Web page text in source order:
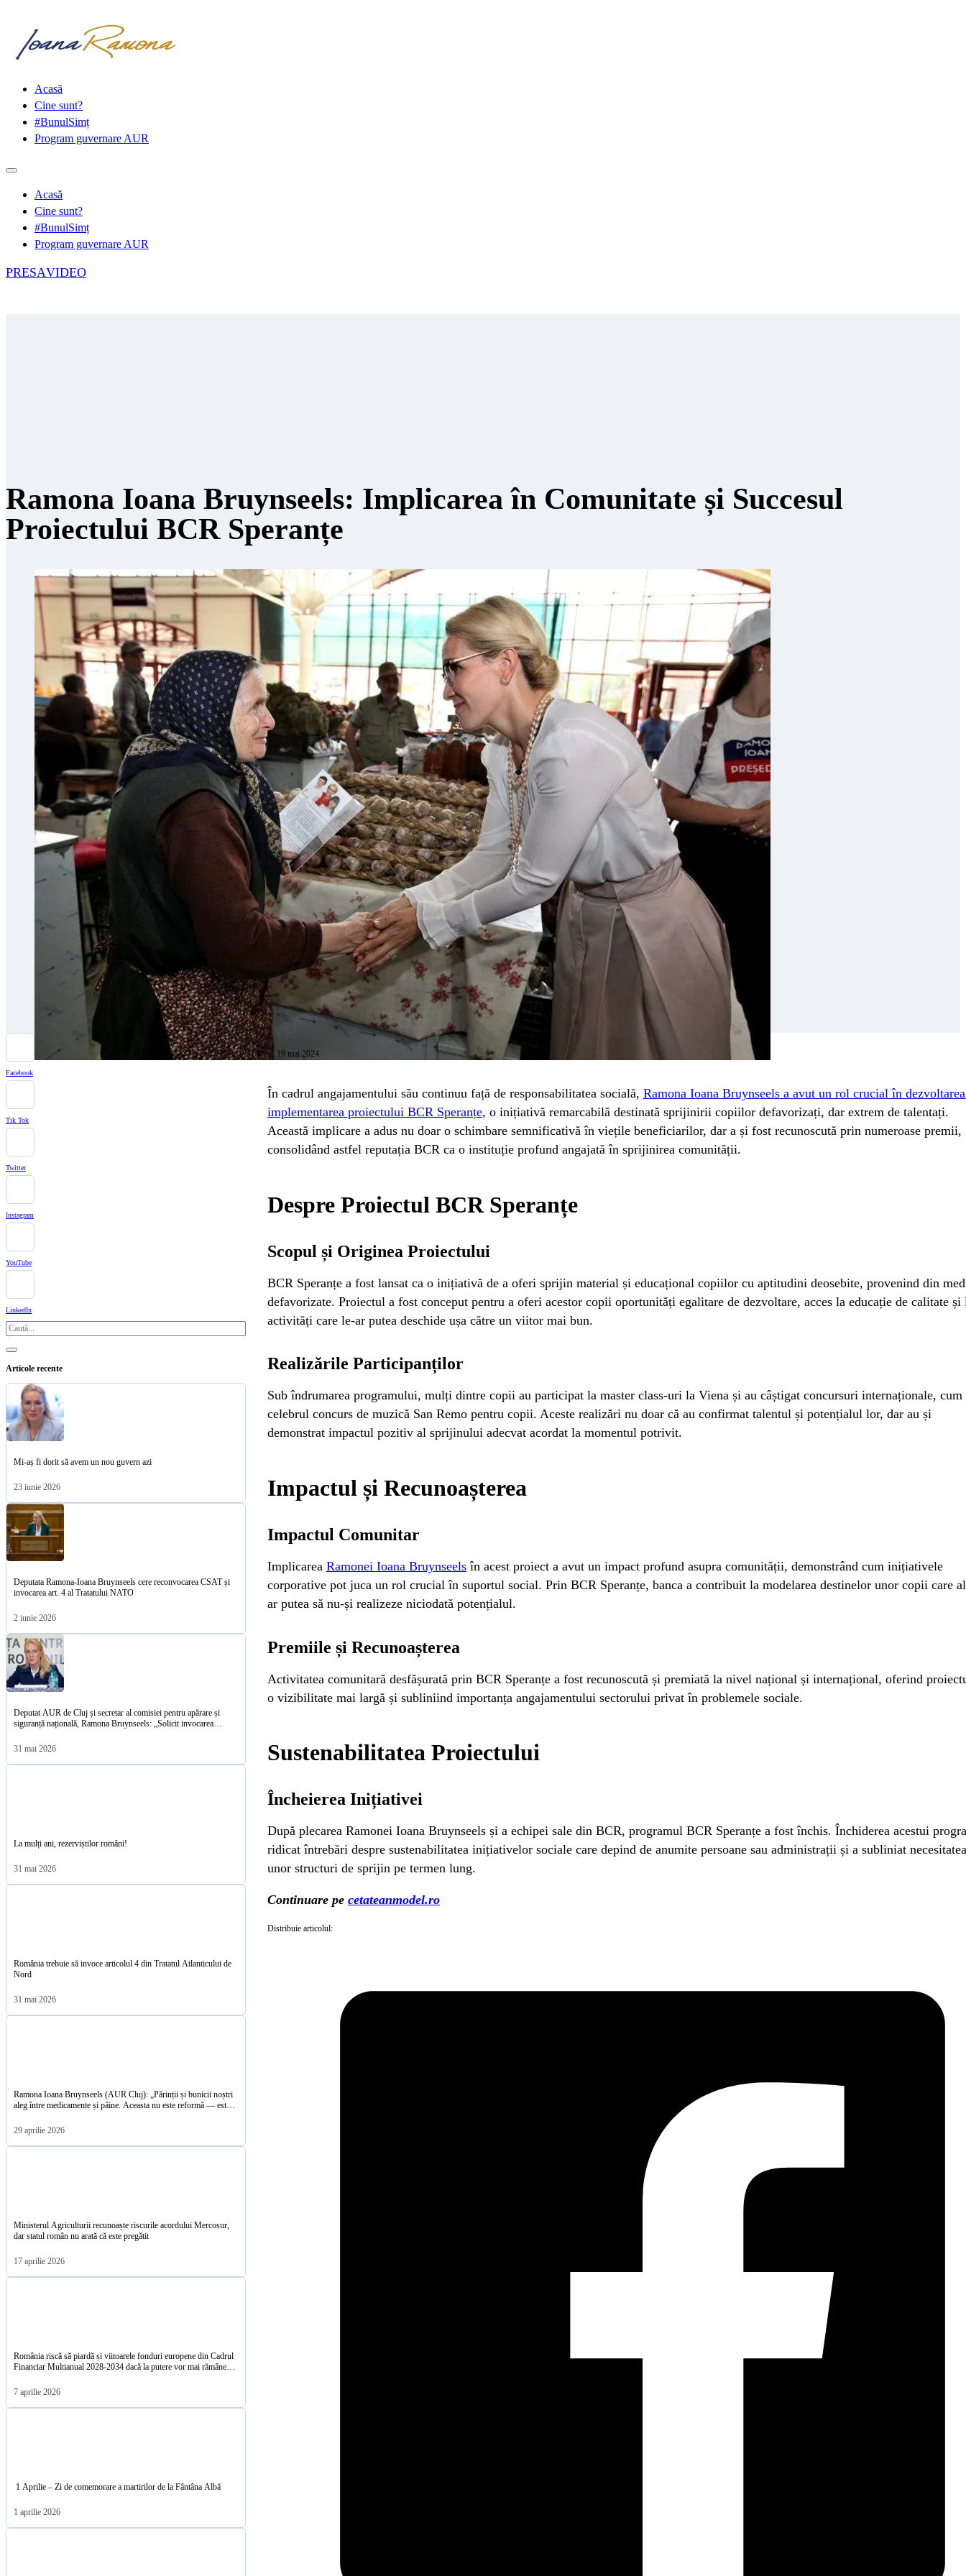
Acasă
Cine sunt?
#BunulSimț
Program guvernare AUR
Acasă
Cine sunt?
#BunulSimț
Program guvernare AUR
PRESAVIDEO
Ramona Ioana Bruynseels: Implicarea în Comunitate și Succesul
Proiectului BCR Speranțe
19 mai 2024
În cadrul angajamentului său continuu față de responsabilitatea socială, Ramona Ioana Bruynseels a avut un rol crucial în
implementarea proiectului BCR Speranțe, o inițiativă remarcabilă destinată sprijinirii copiilor defavorizați, dar extrem de talentați.
Această implicare a adus nu doar o schimbare semnificativă în viețile beneficiarilor, dar a și fost recunoscută prin numeroase premii,
consolidând astfel reputația BCR ca o instituție profund angajată în sprijinirea comunității.
Despre Proiectul BCR Speranțe
Scopul și Originea Proiectului
BCR Speranțe a fost lansat ca o inițiativă de a oferi sprijin material și educațional copiilor cu aptitudini deosebite, provenind din
defavorizate. Proiectul a fost conceput pentru a oferi acestor copii oportunități egalitare de dezvoltare, acces la educație de calitate și
activități care le-ar putea deschide ușa către un viitor mai bun.
Realizările Participanților
Sub îndrumarea programului, mulți dintre copii au participat la master class-uri la Viena și au câștigat concursuri internaționale,
celebrul concurs de muzică San Remo pentru copii. Aceste realizări nu doar că au confirmat talentul și potențialul lor, dar au și
demonstrat impactul pozitiv al sprijinului adecvat acordat la momentul potrivit.
Impactul și Recunoașterea
Impactul Comunitar
Implicarea Ramonei Ioana Bruynseelsîn acest proiect a avut un impact profund asupra comunității, demonstrând cum inițiativele
corporative pot juca un rol crucial în suportul social. Prin BCR Speranțe, banca a contribuit la modelarea destinelor unor copii care
ar putea să nu-și realizeze niciodată potențialul.
Premiile și Recunoașterea
Activitatea comunitară desfășurată prin BCR Speranțe a fost recunoscută și premiată la nivel național și internațional, oferind
o vizibilitate mai largă și subliniind importanța angajamentului sectorului privat în problemele sociale.
Sustenabilitatea Proiectului
Încheierea Inițiativei
După plecarea Ramonei Ioana Bruynseels și a echipei sale din BCR, programul BCR Speranțe a fost închis. Închiderea acestui
ridicat întrebări despre sustenabilitatea inițiativelor sociale care depind de anumite persoane sau administrații și a subliniat necesitatea
unor structuri de sprijin pe termen lung.
Continuare pe cetateanmodel.ro
Distribuie articolul:
Facebook
Tik Tok
Twitter
Instagram
YouTube
LinkedIn
Caută
Articole recente
Mi-aș fi dorit să avem un nou guvern azi
23 iunie 2026
Deputata Ramona-Ioana Bruynseels cere reconvocarea CSAT și
invocarea art. 4 al Tratatului NATO
2 iunie 2026
Deputat AUR de Cluj și secretar al comisiei pentru apărare și
siguranță națională, Ramona Bruynseels: „Solicit invocarea
31 mai 2026
La mulți ani, rezerviștilor români!
31 mai 2026
România trebuie să invoce articolul 4 din Tratatul Atlanticului de
Nord
31 mai 2026
Ramona Ioana Bruynseels (AUR Cluj): „Părinții și bunicii noștri
aleg între medicamente și pâine. Aceasta nu este reformă — este
29 aprilie 2026
Ministerul Agriculturii recunoaște riscurile acordului Mercosur,
dar statul român nu arată că este pregătit
17 aprilie 2026
România riscă să piardă și viitoarele fonduri europene din Cadrul
Financiar Multianual 2028-2034 dacă la putere vor mai rămâne
7 aprilie 2026
1 Aprilie – Zi de comemorare a martirilor de la Fântâna Albă
1 aprilie 2026